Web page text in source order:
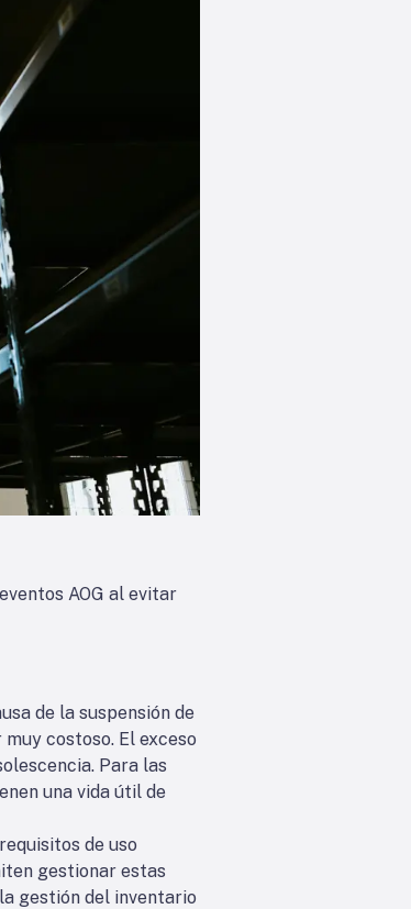
AOG al evitar
de la suspensión de
costoso. El exceso
Para las
una vida útil de
de uso
gestionar estas
gestión del inventario